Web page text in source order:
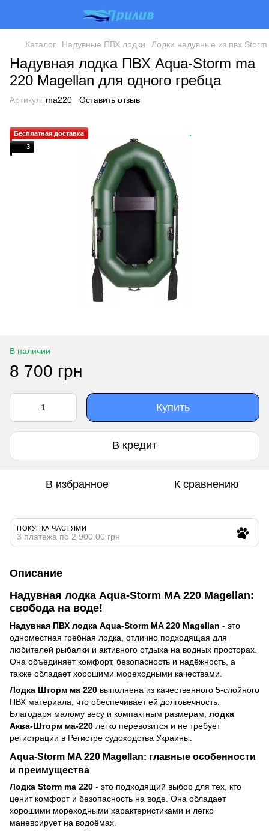
Каталог Надувные ПВХ лодки Лодки надувные из пвх Storm
Надувная лодка ПВХ Aqua-Storm ma
220 Magellan для одного гребца
Артикул: ma220 Оставить отзыв
Бесплатная доставка
3
В наличии
8 700 грн
Купить
В кредит
В избранное К сравнению
ПОКУПКА ЧАСТЯМИ
3 платежа по 2 900.00 грн
Описание
Надувная лодка Aqua-Storm MA 220 Magellan:
свобода на воде!
Надувная ПВХ лодка Aqua-Storm MA 220 Magellan - это
одноместная гребная лодка, отлично подходящая для
любителей рыбалки и активного отдыха на водных просторах.
Она объединяет комфорт, безопасность и надёжность, а
также обладает хорошими мореходными качествами.
Лодка Шторм ма 220 выполнена из качественного 5-слойного
ПВХ материала, что обеспечивает ей долговечность.
Благодаря малому весу и компактным размерам, лодка
Аква-Шторм ма-220 легко перевозится и не требует
регистрации в Регистре судоходства Украины.
Aqua-Storm MA 220 Magellan: главные особенности
и преимущества
Лодка Storm ma 220 - это подходящий выбор для тех, кто
ценит комфорт и безопасность на воде. Она обладает
хорошими мореходными характеристиками и легко
маневрирует на водоёмах.